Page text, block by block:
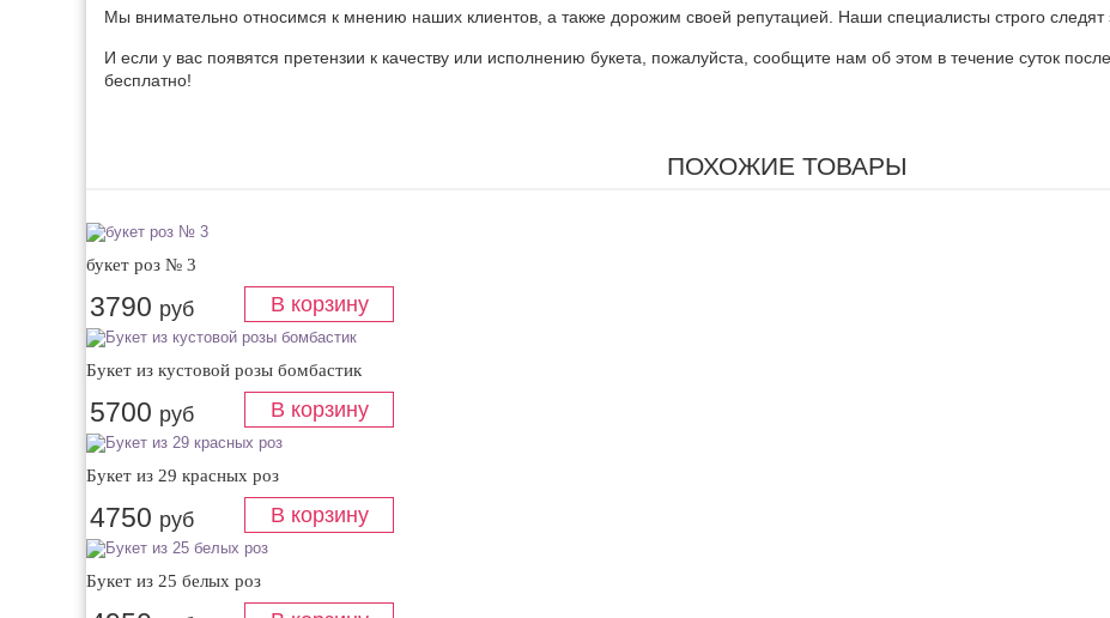
Мы внимательно относимся к мнению наших клиентов, а также дорожим своей репутацией. Наши специалисты строго следят
И если у вас появятся претензии к качеству или исполнению букета, пожалуйста, сообщите нам об этом в течение суток
бесплатно!
ПОХОЖИЕ ТОВАРЫ
букет роз № 3
3790 руб
Букет из кустовой розы бомбастик
5700 руб
Букет из 29 красных роз
4750 руб
Букет из 25 белых роз